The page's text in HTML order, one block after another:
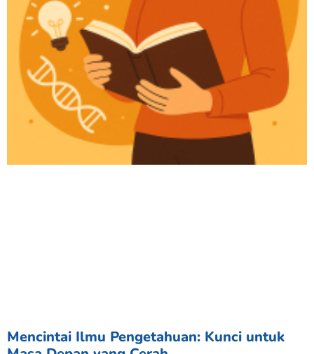
Mencintai Ilmu Pengetahuan: Kunci untuk